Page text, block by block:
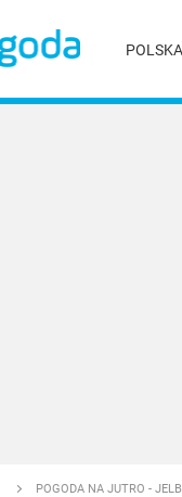
POLSKA
POGODA NA JUTRO -